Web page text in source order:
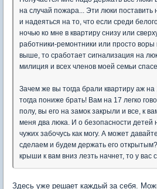
на случай пожара... Эти люки поставить
и надеяться на то, что если среди
ночью ко мне в квартиру снизу или
работники-ремонтники или просто
выше, то сработает сигнализация на
милиция и всех членов моей семьи
Зачем же вы тогда брали квартиру аж
тогда пониже брать! Вам на 17 легко
полу, вы его на замок закрыли и все, к
меня два люка. И о безопасности детей
чужих забочусь как могу. А может
сделаем и будем держать его
крыши к вам вниз лезть начнет, то у вас
Здесь уже решает каждый за себя.